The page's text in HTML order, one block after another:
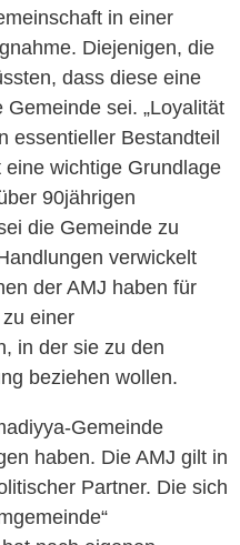
in einer
Diejenigen, die
dass diese eine
sei. „Loyalität
essentieller Bestandteil
wichtige Grundlage
90jährigen
die Gemeinde zu
verwickelt
der AMJ haben für
einer
in der sie zu den
beziehen wollen.
Gemeinde
haben. Die AMJ gilt in
Partner. Die sich